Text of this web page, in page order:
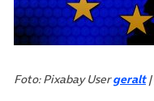
Foto: Pixabay Usergeralt|